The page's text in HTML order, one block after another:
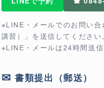
※LINE・メールでのお問い
講習）」を送信してください
※LINE・メールは24時間送
✉ 書類提出（郵送）